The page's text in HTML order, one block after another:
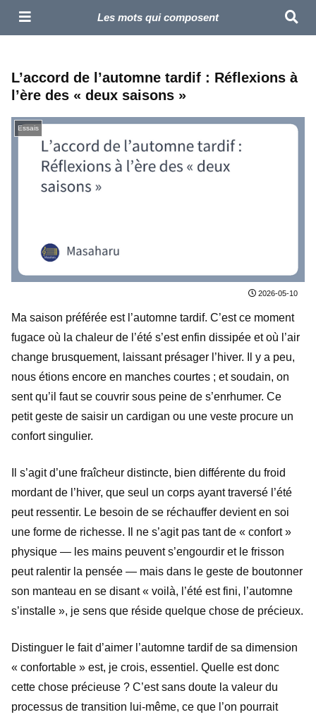
Masaharu – Compositeur | Site Officiel
L’accord de l’automne tardif : Réflexions à
l’ère des « deux saisons »
Essais
2026-05-10
Ma saison préférée est l’automne tardif. C’est ce moment
fugace où la chaleur de l’été s’est enfin dissipée et où l’air
change brusquement, laissant présager l’hiver. Il y a peu,
nous étions encore en manches courtes ; et soudain, on
sent qu’il faut se couvrir sous peine de s’enrhumer. Ce
petit geste de saisir un cardigan ou une veste procure un
confort singulier.
Il s’agit d’une fraîcheur distincte, bien différente du froid
mordant de l’hiver, que seul un corps ayant traversé l’été
peut ressentir. Le besoin de se réchauffer devient en soi
une forme de richesse. Il ne s’agit pas tant de « confort »
physique — les mains peuvent s’engourdir et le frisson
peut ralentir la pensée — mais dans le geste de boutonner
son manteau en se disant « voilà, l’été est fini, l’automne
s’installe », je sens que réside quelque chose de précieux.
Distinguer le fait d’aimer l’automne tardif de sa dimension
« confortable » est, je crois, essentiel. Quelle est donc
cette chose précieuse ? C’est sans doute la valeur du
processus de transition lui-même, ce que l’on pourrait
Les mots qui composent